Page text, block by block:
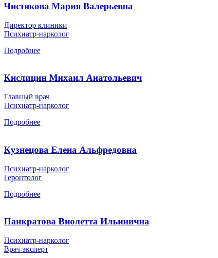
Чистякова Мария Валерьевна
Директор клиники
Психиатр-нарколог
Подробнее
Кислицин Михаил Анатольевич
Главный врач
Психиатр-нарколог
Подробнее
Кузнецова Елена Альфредовна
Психиатр-нарколог
Геронтолог
Подробнее
Панкратова Виолетта Ильинична
Психиатр-нарколог
Врач-эксперт